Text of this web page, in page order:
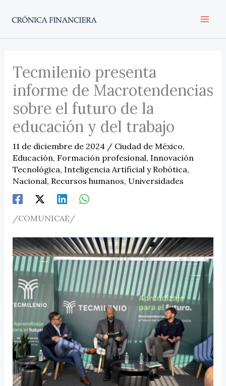
Tecmilenio presenta
informe de Macrotendencias
sobre el futuro de la
educación y del trabajo
11 de diciembre de 2024 / Ciudad de México,
Educación, Formación profesional, Innovación
Tecnológica, Inteligencia Artificial y Robótica,
Nacional, Recursos humanos, Universidades
/COMUNICAE/